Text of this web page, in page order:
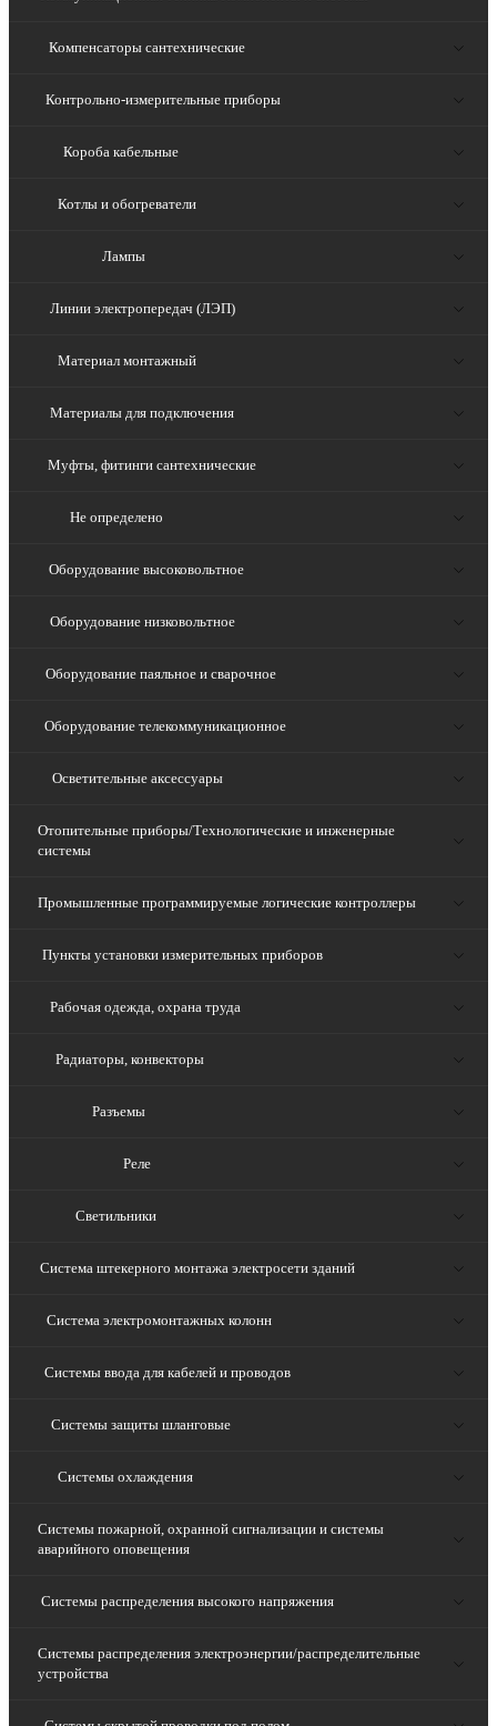
Компенсаторы сантехнические
Контрольно-измерительные приборы
Короба кабельные
Котлы и обогреватели
Лампы
Линии электропередач (ЛЭП)
Материал монтажный
Материалы для подключения
Муфты, фитинги сантехнические
Не определено
Оборудование высоковольтное
Оборудование низковольтное
Оборудование паяльное и сварочное
Оборудование телекоммуникационное
Осветительные аксессуары
Отопительные приборы/Технологические и инженерные
системы
Промышленные программируемые логические контроллеры
Пункты установки измерительных приборов
Рабочая одежда, охрана труда
Радиаторы, конвекторы
Разъемы
Реле
Светильники
Система штекерного монтажа электросети зданий
Система электромонтажных колонн
Системы ввода для кабелей и проводов
Системы защиты шланговые
Системы охлаждения
Системы пожарной, охранной сигнализации и системы
аварийного оповещения
Системы распределения высокого напряжения
Системы распределения электроэнергии/распределительные
устройства